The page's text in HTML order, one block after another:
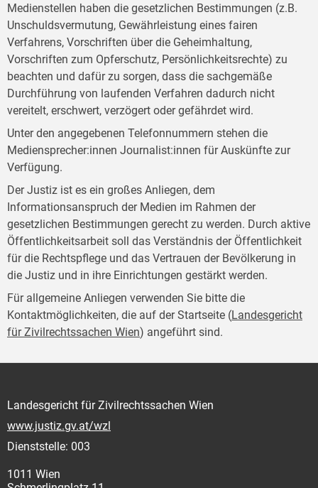
Medienstellen haben die gesetzlichen Bestimmungen (z.B.
Unschuldsvermutung, Gewährleistung eines fairen
Verfahrens, Vorschriften über die Geheimhaltung,
Vorschriften zum Opferschutz, Persönlichkeitsrechte) zu
beachten und dafür zu sorgen, dass die sachgemäße
Durchführung von laufenden Verfahren dadurch nicht
vereitelt, erschwert, verzögert oder gefährdet wird.
Unter den angegebenen Telefonnummern stehen die
Mediensprecher:innen Journalist:innen für Auskünfte zur
Verfügung.
Der Justiz ist es ein großes Anliegen, dem
Informationsanspruch der Medien im Rahmen der
gesetzlichen Bestimmungen gerecht zu werden. Durch aktive
Öffentlichkeitsarbeit soll das Verständnis der Öffentlichkeit
für die Rechtspflege und das Vertrauen der Bevölkerung in
die Justiz und in ihre Einrichtungen gestärkt werden.
Für allgemeine Anliegen verwenden Sie bitte die
Kontaktmöglichkeiten, die auf der Startseite (Landesgericht
für Zivilrechtssachen Wien) angeführt sind.
Landesgericht für Zivilrechtssachen Wien
www.justiz.gv.at/wzl
Dienststelle: 003
1011 Wien